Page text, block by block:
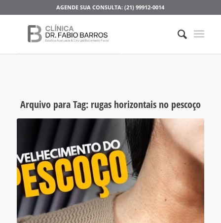
AGENDE SUA CONSULTA: (21) 99912-0014
Arquivo para Tag: rugas horizontais no pescoço